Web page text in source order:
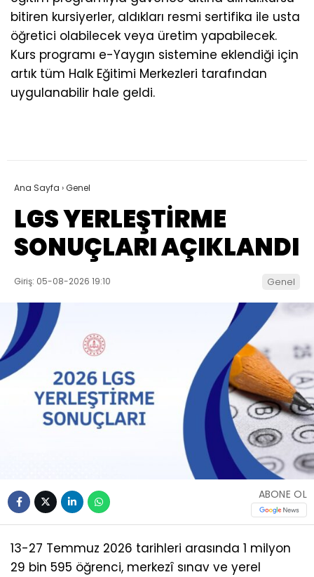
bitiren kursiyerler, aldıkları resmi sertifika ile usta
öğretici olabilecek veya üretim yapabilecek.
Kurs programı e-Yaygın sistemine eklendiği için
artık tüm Halk Eğitimi Merkezleri tarafından
uygulanabilir hale geldi.
Ana Sayfa ›Genel
LGS YERLEŞTİRME
SONUÇLARI AÇIKLANDI
Giriş: 05-08-2026 19:10 Genel
ABONE OL
13-27 Temmuz 2026 tarihleri arasında 1 milyon
29 bin 595 öğrenci, merkezî sınav ve yerel